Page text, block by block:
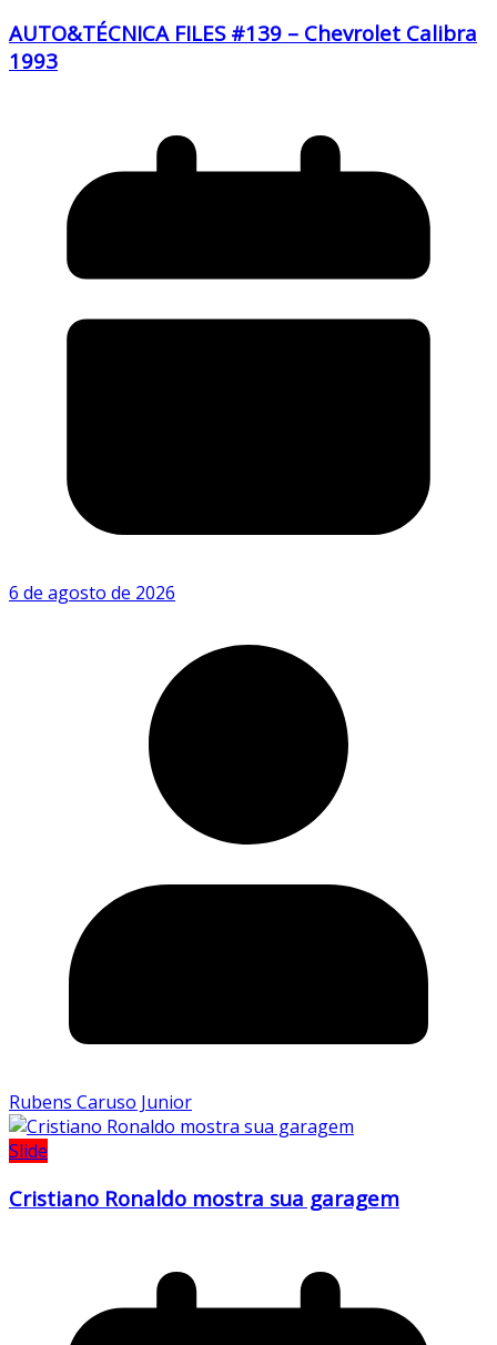
AUTO&TÉCNICA FILES #139 – Chevrolet Calibra
1993
6 de agosto de 2026
Rubens Caruso Junior
Slide
Cristiano Ronaldo mostra sua garagem